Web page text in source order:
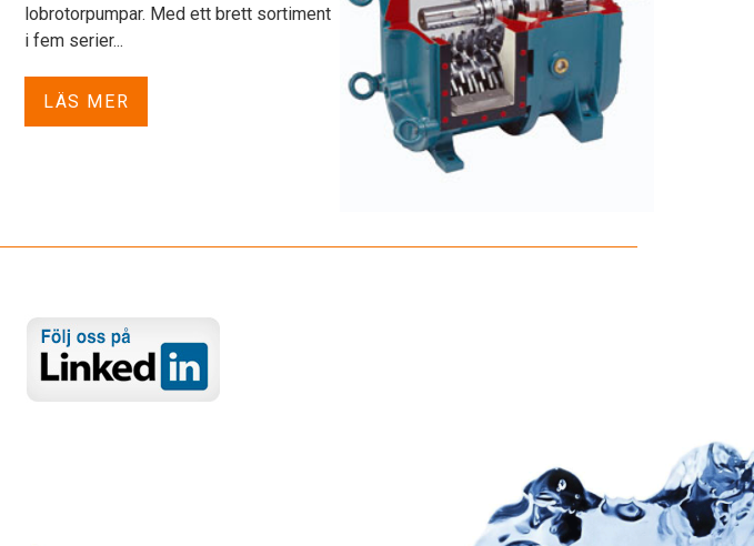
lobrotorpumpar. Med ett brett sortiment
i fem serier...
LÄS MER